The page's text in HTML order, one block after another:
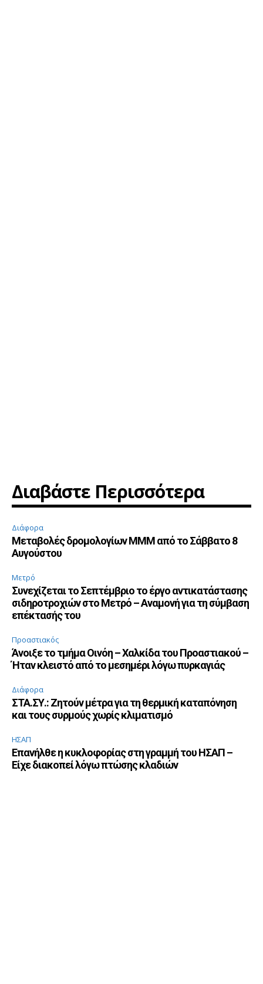
Διαβάστε Περισσότερα
Διάφορα
Μεταβολές δρομολογίων ΜΜΜ από το Σάββατο 8
Αυγούστου
Μετρό
Συνεχίζεται το Σεπτέμβριο το έργο αντικατάστασης
σιδηροτροχιών στο Μετρό – Αναμονή για τη σύμβαση
επέκτασής του
Προαστιακός
Άνοιξε το τμήμα Οινόη – Χαλκίδα του Προαστιακού –
Ήταν κλειστό από το μεσημέρι λόγω πυρκαγιάς
Διάφορα
ΣΤΑ.ΣΥ.: Ζητούν μέτρα για τη θερμική καταπόνηση
και τους συρμούς χωρίς κλιματισμό
ΗΣΑΠ
Επανήλθε η κυκλοφορίας στη γραμμή του ΗΣΑΠ –
Είχε διακοπεί λόγω πτώσης κλαδιών